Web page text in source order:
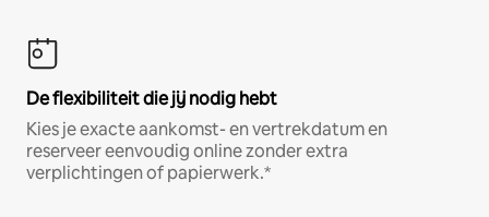
De flexibiliteit die jij nodig hebt
Kies je exacte aankomst- en vertrekdatum en
reserveer eenvoudig online zonder extra
verplichtingen of papierwerk.*